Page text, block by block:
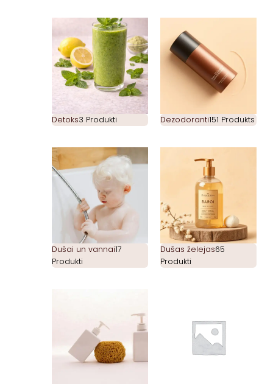
Detoks3 Produkti Dezodoranti151 Produkts
Dušai un vannai17
Produkti
Dušas želejas65
Produkti